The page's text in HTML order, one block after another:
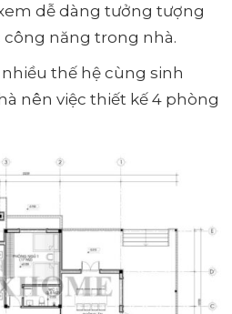
dễ dàng tưởng tượng
năng trong nhà.
thế hệ cùng sinh
nên việc thiết kế 4 phòng